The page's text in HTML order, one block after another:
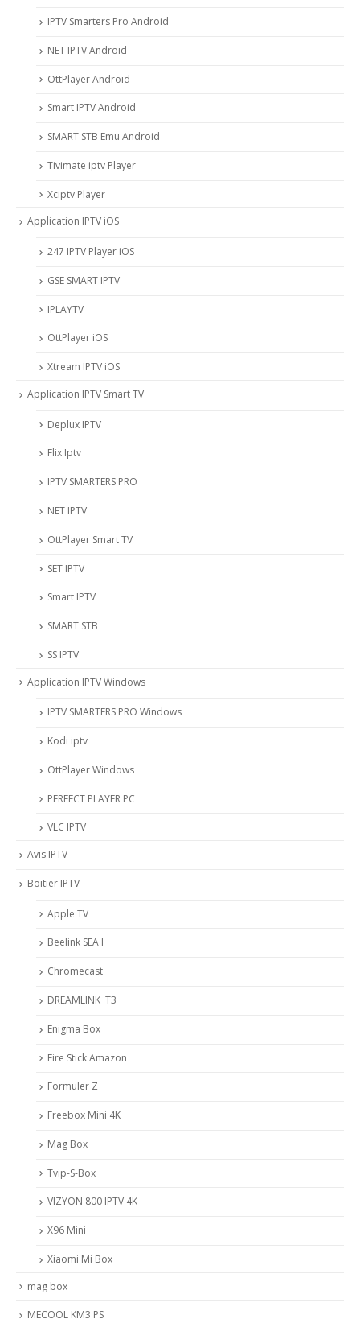
IPTV Smarters Pro Android
NET IPTV Android
OttPlayer Android
Smart IPTV Android
SMART STB Emu Android
Tivimate iptv Player
Xciptv Player
Application IPTV iOS
247 IPTV Player iOS
‎GSE SMART IPTV
IPLAYTV
OttPlayer iOS
Xtream IPTV iOS
Application IPTV Smart TV
Deplux IPTV
Flix Iptv
IPTV SMARTERS PRO
NET IPTV
OttPlayer Smart TV
SET IPTV
Smart IPTV
SMART STB
SS IPTV
Application IPTV Windows
IPTV SMARTERS PRO Windows
Kodi iptv
OttPlayer Windows
PERFECT PLAYER PC
VLC IPTV
Avis IPTV
Boitier IPTV
Apple TV
Beelink SEA I
Chromecast
DREAMLINK T3
Enigma Box
Fire Stick Amazon
Formuler Z
Freebox Mini 4K
Mag Box
Tvip-S-Box
VIZYON 800 IPTV 4K
X96 Mini
Xiaomi Mi Box
mag box
MECOOL KM3 PS